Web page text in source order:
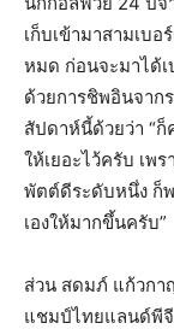
เก็บเข้ามาสามเบ
หมด ก่อนจะมาได้
ด้วยการชิพอินจาก
สัปดาห์นี้ด้วยว่า “
ให้เยอะไว้ครับ เพ
พัตต์ดีระดับหนึ่ง ก็
เองให้มากขึ้นครับ”
ส่วน สดมภ์ แก้วกา
แชมป์ไทยแลนด์พีจี